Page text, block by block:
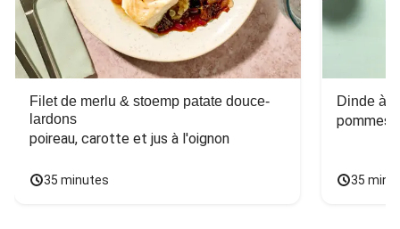
Filet de merlu & stoemp patate douce-
lardons
poireau, carotte et jus à l'oignon
35 minutes
Dinde à
pommes
35